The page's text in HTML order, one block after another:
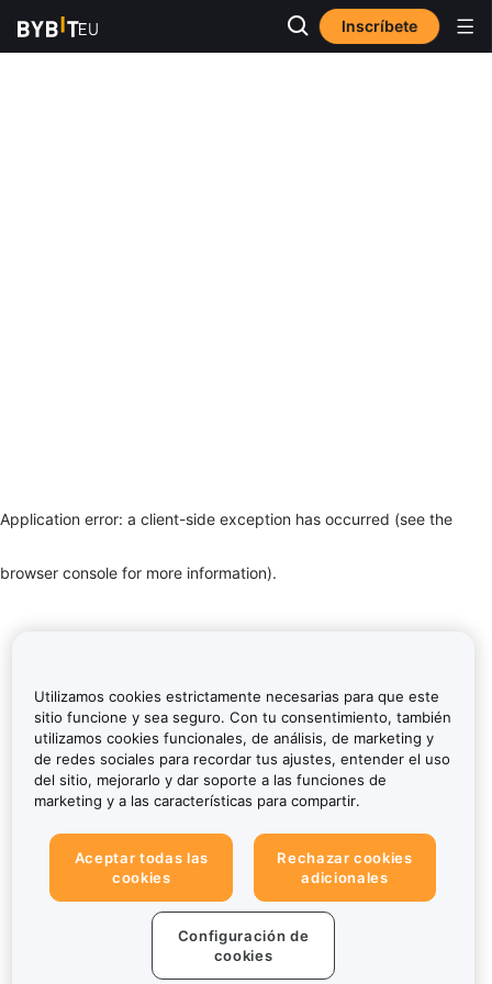
Inscríbete
Application error: a client-side exception has occurred (see the
browser console for more information).
Utilizamos cookies estrictamente necesarias para que este
sitio funcione y sea seguro. Con tu consentimiento, también
utilizamos cookies funcionales, de análisis, de marketing y
de redes sociales para recordar tus ajustes, entender el uso
del sitio, mejorarlo y dar soporte a las funciones de
marketing y a las características para compartir.
Aceptar todas las
cookies
Rechazar cookies
adicionales
Configuración de
cookies